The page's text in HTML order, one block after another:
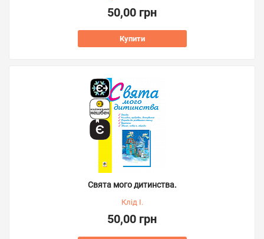
50,00 грн
Купити
Свята мого дитинства.
Клід І.
50,00 грн